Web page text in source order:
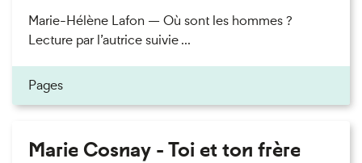
Marie-Hélène Lafon — Où sont les hommes ?
Lecture par l’autrice suivie ...
Pages
Marie Cosnay - Toi et ton frère